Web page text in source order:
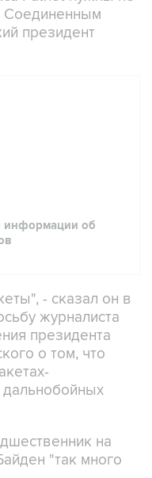
информации об
- сказал он в
президента
о том, что
дальнобойных
на